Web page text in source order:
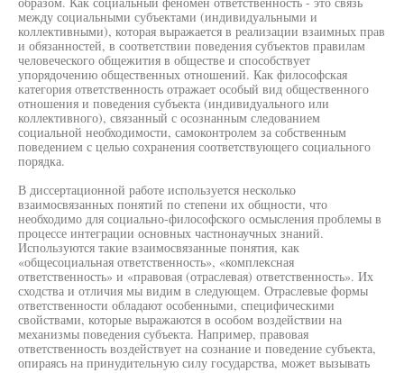
между социальными субъектами (индивидуальными и
коллективными), которая выражается в реализации взаимных прав
и обязанностей, в соответствии поведения субъектов правилам
человеческого общежития в обществе и способствует
упорядочению общественных отношений. Как философская
категория ответственность отражает особый вид общественного
отношения и поведения субъекта (индивидуального или
коллективного), связанный с осознанным следованием
социальной необходимости, самоконтролем за собственным
поведением с целью сохранения соответствующего социального
порядка.
В диссертационной работе используется несколько
взаимосвязанных понятий по степени их общности, что
необходимо для социально-философского осмысления проблемы в
процессе интеграции основных частнонаучных знаний.
Используются такие взаимосвязанные понятия, как
«общесоциальная ответственность», «комплексная
ответственность» и «правовая (отраслевая) ответственность». Их
сходства и отличия мы видим в следующем. Отраслевые формы
ответственности обладают особенными, специфическими
свойствами, которые выражаются в особом воздействии на
механизмы поведения субъекта. Например, правовая
ответственность воздействует на сознание и поведение субъекта,
опираясь на принудительную силу государства, может вызывать